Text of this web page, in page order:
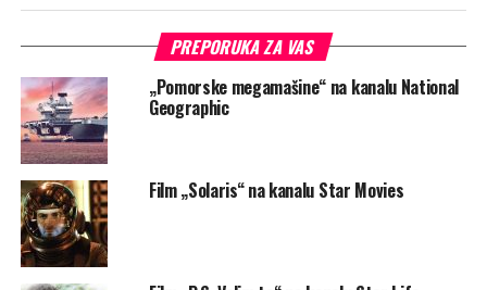
„Zločinački umovi“ na kanalu Star